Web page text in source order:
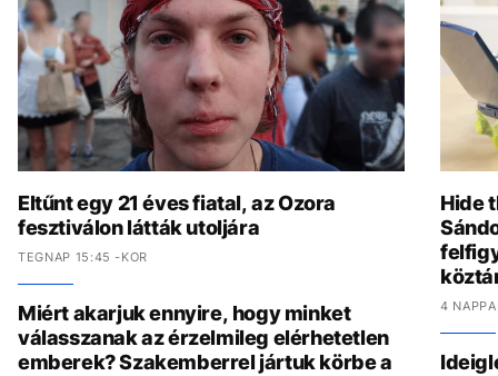
Eltűnt egy 21 éves fiatal, az Ozora
fesztiválon látták utoljára
TEGNAP 15:45 -KOR
Miért akarjuk ennyire, hogy minket
válasszanak az érzelmileg elérhetetlen
emberek? Szakemberrel jártuk körbe a
Hide
4